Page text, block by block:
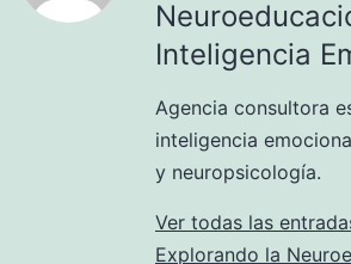
Inteligencia
Agencia consultora
inteligencia
y neuropsicología.
Ver todas las
Explorando la